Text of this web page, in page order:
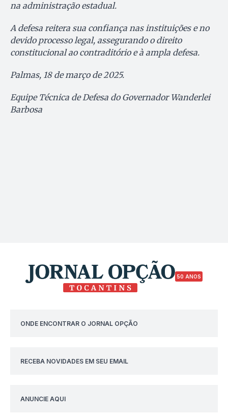
na administração estadual.
A defesa reitera sua confiança nas instituições e no
devido processo legal, assegurando o direito
constitucional ao contraditório e à ampla defesa.
Palmas, 18 de março de 2025.
Equipe Técnica de Defesa do Governador Wanderlei
Barbosa
50 ANOS
ONDE ENCONTRAR O JORNAL OPÇÃO
RECEBA NOVIDADES EM SEU EMAIL
ANUNCIE AQUI